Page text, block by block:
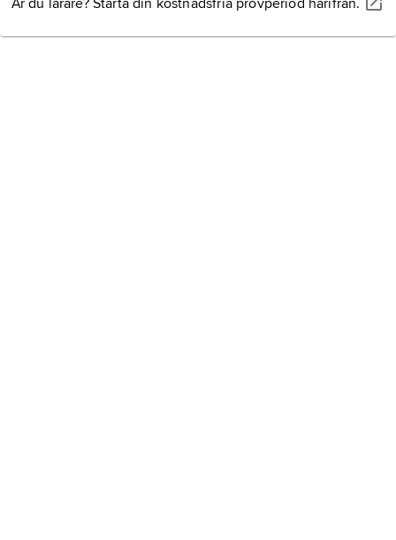
Är du lärare? Starta din kostnadsfria provperiod härifrån.